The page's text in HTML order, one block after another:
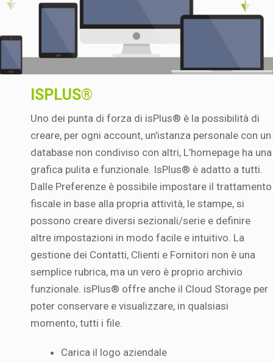
ISPLUS®
Uno dei punta di forza di isPlus® è la possibilità di
creare, per ogni account, un’istanza personale con un
database non condiviso con altri, L’homepage ha una
grafica pulita e funzionale. IsPlus® è adatto a tutti.
Dalle Preferenze è possibile impostare il trattamento
fiscale in base alla propria attività, le stampe, si
possono creare diversi sezionali/serie e definire
altre impostazioni in modo facile e intuitivo. La
gestione dei Contatti, Clienti e Fornitori non è una
semplice rubrica, ma un vero è proprio archivio
funzionale. isPlus® offre anche il Cloud Storage per
poter conservare e visualizzare, in qualsiasi
momento, tutti i file.
Carica il logo aziendale